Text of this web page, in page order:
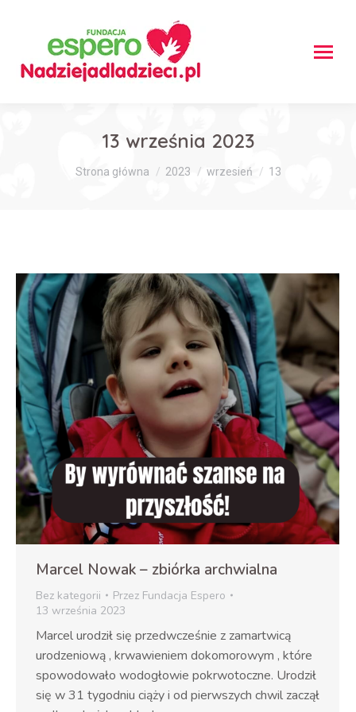
13 września 2023
Jesteś tutaj:
Strona główna 2023 wrzesień 13
Marcel Nowak – zbiórka archwialna
Bez kategorii Przez Fundacja Espero
13 września 2023
Marcel urodził się przedwcześnie z zamartwicą
urodzeniową , krwawieniem dokomorowym , które
spowodowało wodogłowie pokrwotoczne. Urodził
się w 31 tygodniu ciąży i od pierwszych chwil zaczął